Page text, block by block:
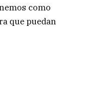
como
que puedan